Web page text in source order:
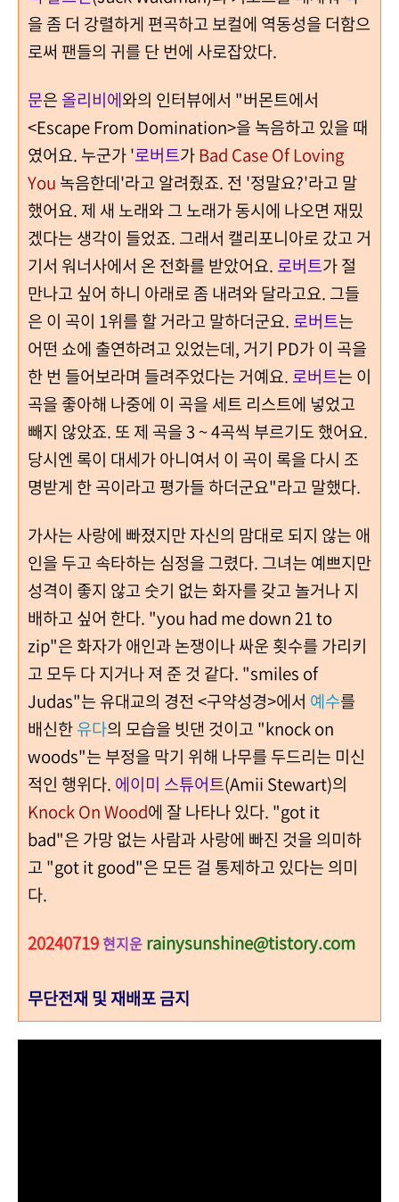
을 좀 더 강렬하게 편곡하고 보컬에 역동성을 더함으
로써 팬들의 귀를 단 번에 사로잡았다.
문은 올리비에와의 인터뷰에서 "버몬트에서
<Escape From Domination>을 녹음하고 있을 때
였어요. 누군가 '로버트가Bad Case Of Loving
You 녹음한데'라고 알려줬죠. 전 '정말요?'라고 말
했어요. 제 새 노래와 그 노래가 동시에 나오면 재밌
겠다는 생각이 들었죠. 그래서 캘리포니아로 갔고 거
기서 워너사에서 온 전화를 받았어요. 로버트가 절
만나고 싶어 하니 아래로 좀 내려와 달라고요. 그들
은 이 곡이 1위를 할 거라고 말하더군요. 로버트는
어떤 쇼에 출연하려고 있었는데, 거기 PD가 이 곡을
한 번 들어보라며 들려주었다는 거예요. 로버트는 이
곡을 좋아해 나중에 이 곡을 세트 리스트에 넣었고
빼지 않았죠. 또 제 곡을 3 ~ 4곡씩 부르기도 했어요.
당시엔 록이 대세가 아니여서 이 곡이 록을 다시 조
명받게 한 곡이라고 평가들 하더군요"라고 말했다.
가사는 사랑에 빠졌지만 자신의 맘대로 되지 않는 애
인을 두고 속타하는 심정을 그렸다. 그녀는 예쁘지만
성격이 좋지 않고 숫기 없는 화자를 갖고 놀거나 지
배하고 싶어 한다. "you had me down 21 to
zip"은 화자가 애인과 논쟁이나 싸운 횟수를 가리키
고 모두 다 지거나 져 준 것 같다. "smiles of
Judas"는 유대교의 경전 <구약성경>에서 예수를
배신한유다의 모습을 빗댄 것이고 "knock on
woods"는 부정을 막기 위해 나무를 두드리는 미신
적인 행위다. 에이미 스튜어트(Amii Stewart)의
Knock On Wood에 잘 나타나 있다. "got it
bad"은 가망 없는 사람과 사랑에 빠진 것을 의미하
고 "got it good"은 모든 걸 통제하고 있다는 의미
다.
20240719 현지운 rainysunshine@tistory.com
무단전재 및 재배포 금지